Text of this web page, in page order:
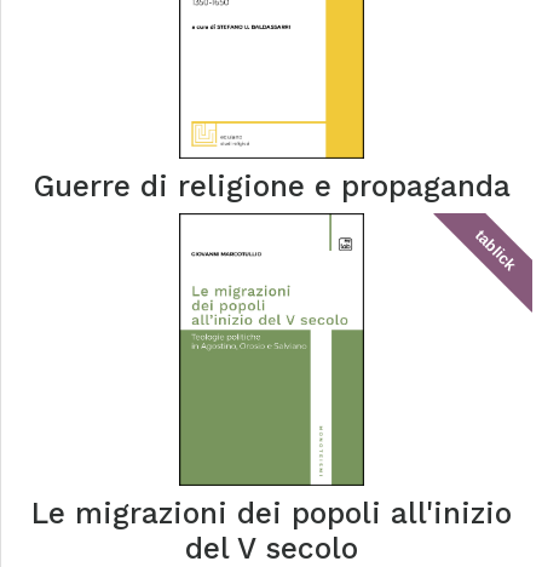
Guerre di religione e propaganda
tablick
Le migrazioni dei popoli all'inizio
del V secolo